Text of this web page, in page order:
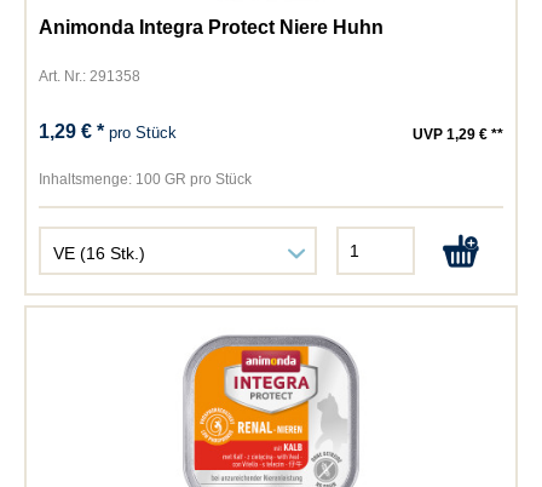
Animonda Integra Protect Niere Huhn
Art. Nr.: 291358
1,29 € *pro Stück UVP 1,29 € **
Inhaltsmenge: 100 GR pro Stück